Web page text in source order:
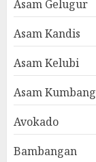
Asam Gelugur
Asam Kandis
Asam Kelubi
Asam Kumbang
Avokado
Bambangan